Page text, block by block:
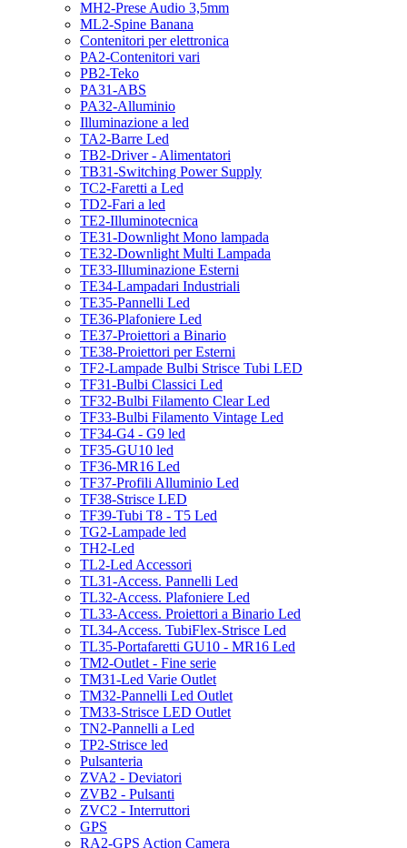
MH2-Prese Audio 3,5mm
ML2-Spine Banana
Contenitori per elettronica
PA2-Contenitori vari
PB2-Teko
PA31-ABS
PA32-Alluminio
Illuminazione a led
TA2-Barre Led
TB2-Driver - Alimentatori
TB31-Switching Power Supply
TC2-Faretti a Led
TD2-Fari a led
TE2-Illuminotecnica
TE31-Downlight Mono lampada
TE32-Downlight Multi Lampada
TE33-Illuminazione Esterni
TE34-Lampadari Industriali
TE35-Pannelli Led
TE36-Plafoniere Led
TE37-Proiettori a Binario
TE38-Proiettori per Esterni
TF2-Lampade Bulbi Strisce Tubi LED
TF31-Bulbi Classici Led
TF32-Bulbi Filamento Clear Led
TF33-Bulbi Filamento Vintage Led
TF34-G4 - G9 led
TF35-GU10 led
TF36-MR16 Led
TF37-Profili Alluminio Led
TF38-Strisce LED
TF39-Tubi T8 - T5 Led
TG2-Lampade led
TH2-Led
TL2-Led Accessori
TL31-Access. Pannelli Led
TL32-Access. Plafoniere Led
TL33-Access. Proiettori a Binario Led
TL34-Access. TubiFlex-Strisce Led
TL35-Portafaretti GU10 - MR16 Led
TM2-Outlet - Fine serie
TM31-Led Varie Outlet
TM32-Pannelli Led Outlet
TM33-Strisce LED Outlet
TN2-Pannelli a Led
TP2-Strisce led
Pulsanteria
ZVA2 - Deviatori
ZVB2 - Pulsanti
ZVC2 - Interruttori
GPS
RA2-GPS Action Camera